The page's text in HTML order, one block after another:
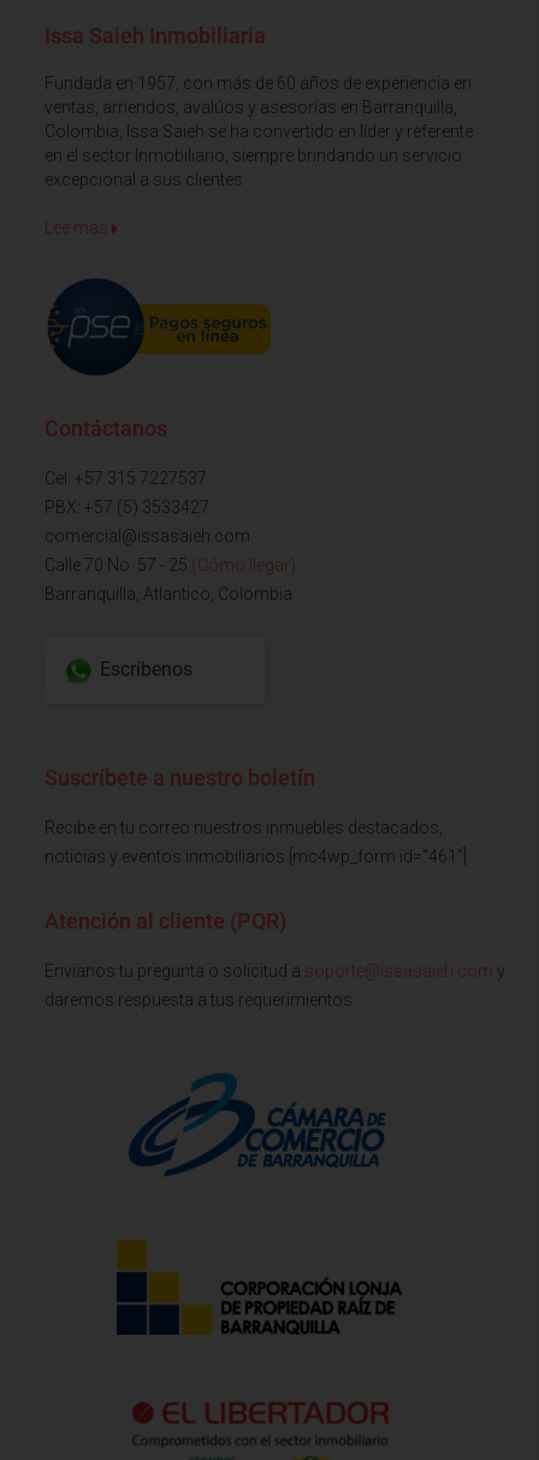
Issa Saieh Inmobiliaria
Fundada en 1957, con más de 60 años de experiencia en
ventas, arriendos, avalúos y asesorías en Barranquilla,
Colombia, Issa Saieh se ha convertido en líder y referente
en el sector Inmobiliario, siempre brindando un servicio
excepcional a sus clientes
Lee mas
Contáctanos
Cel: +57 315 7227537
PBX: +57 (5) 3533427
comercial@issasaieh.com
Calle 70 No. 57 - 25 (Cómo llegar)
Barranquilla, Atlantico, Colombia
Escríbenos
Suscríbete a nuestro boletín
Recibe en tu correo nuestros inmuebles destacados,
noticias y eventos inmobiliarios [mc4wp_form id="461"]
Atención al cliente (PQR)
Envianos tu pregunta o solicitud a soporte@issasaieh.com y
daremos respuesta a tus requerimientos